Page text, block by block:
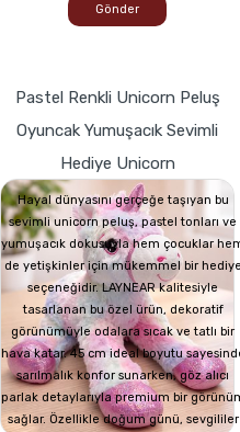
Gönder
Pastel Renkli Unicorn Peluş
Oyuncak Yumuşacık Sevimli
Hediye Unicorn
Hayal dünyasını gerçeğe taşıyan bu
sevimli unicorn peluş, pastel tonları ve
yumuşacık dokusuyla hem çocuklar
de yetişkinler için mükemmel bir
seçeneğidir. LAYNEAR kalitesiyle
tasarlanan bu özel ürün, dekoratif
görünümüyle odalara sıcak ve tatlı bir
hava katar. 45 cm ideal boyutu
sarılmalık konfor sunarken, göz alıcı
parlak detaylarıyla premium bir
sağlar. Özellikle doğum günü, sevgililer